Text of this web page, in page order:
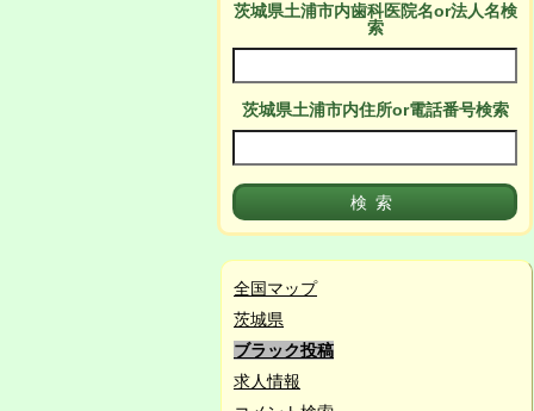
茨城県土浦市内歯科医院名or法人名検
索
茨城県土浦市内住所or電話番号検索
全国マップ
茨城県
ブラック投稿
求人情報